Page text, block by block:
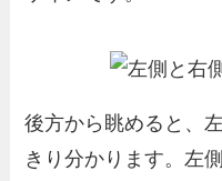
後方から眺めると、
きり分かります。左